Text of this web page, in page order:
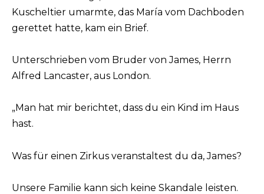
Kuscheltier umarmte, das María vom Dachboden
gerettet hatte, kam ein Brief.
Unterschrieben vom Bruder von James, Herrn
Alfred Lancaster, aus London.
„Man hat mir berichtet, dass du ein Kind im Haus
hast.
Was für einen Zirkus veranstaltest du da, James?
Unsere Familie kann sich keine Skandale leisten.